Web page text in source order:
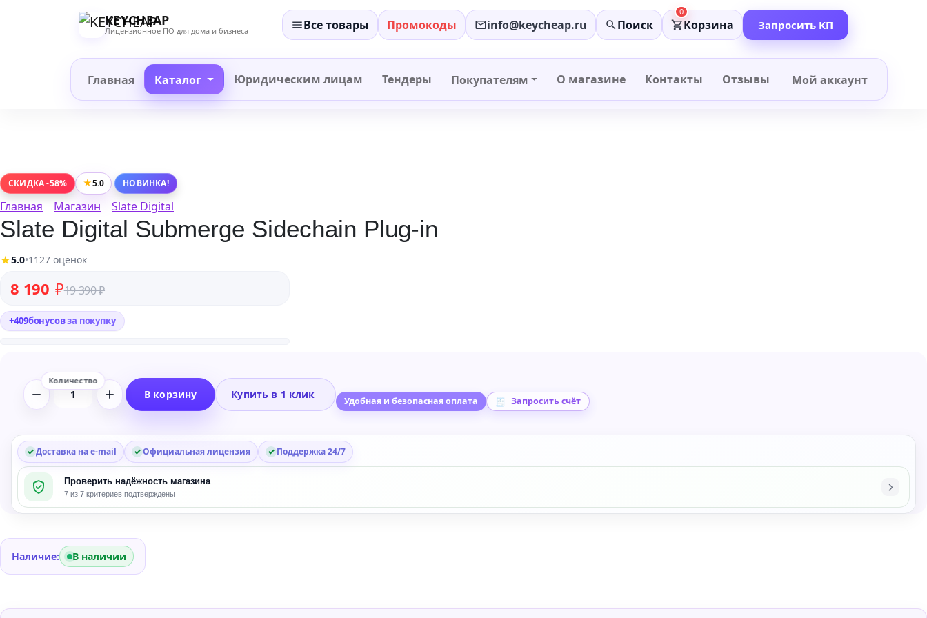
KEYCHEAP
Лицензионное ПО для дома и бизнеса Все товары Промокоды info@keycheap.ru Поиск
0
Корзина Запросить КП
Главная Каталог Юридическим лицам Тендеры Покупателям О магазине Контакты Отзывы Мой аккаунт
СКИДКА -58% ★5.0 НОВИНКА!
Главная Магазин Slate Digital
Slate Digital Submerge Sidechain Plug-in
★5.0•1127 оценок
19 390₽
Первоначальная цена составляла 19 390 ₽.
8 190 ₽
Текущая цена: 8 190 ₽.
+409бонусовза покупку
Количество
Slate
Digital
Submerge
Sidechain
Plug-
in
В корзину Купить в 1 клик
Удобная и безопасная оплата Запросить счёт
Доставка на e-mail Официальная лицензия Поддержка 24/7
Проверить надёжность магазина
7 из 7 критериев подтверждены
Наличие: В наличии
− +